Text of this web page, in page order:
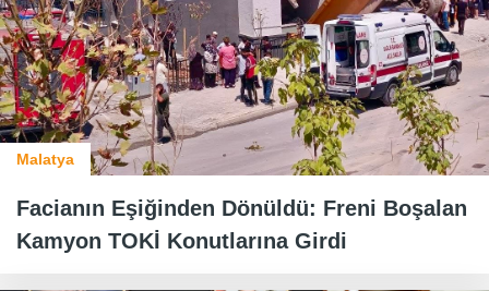
Malatya
Facianın Eşiğinden Dönüldü: Freni Boşalan
Kamyon TOKİ Konutlarına Girdi